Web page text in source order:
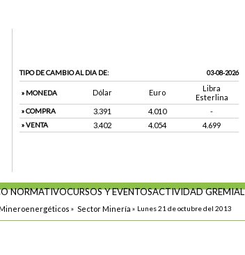
TIPO DE CAMBIO AL DIA DE: 03-08-2026
» MONEDA Dólar Euro
Libra
Esterlina
» COMPRA 3.391 4.010 -
» VENTA 3.402 4.054 4.699
NORMATIVOCURSOS Y EVENTOSACTIVIDAD GREMIAL
» Sector Minería » Lunes 21 de octubre del 2013